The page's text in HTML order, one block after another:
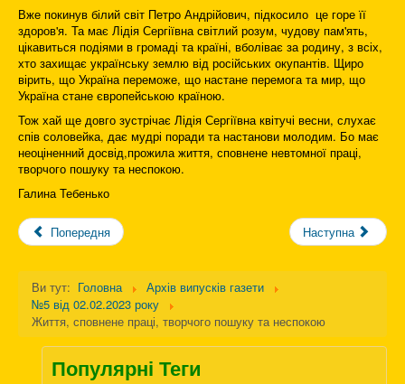
Вже покинув білий світ Петро Андрійович, підкосило це горе її
здоров'я. Та має Лідія Сергіївна світлий розум, чудову пам'ять,
цікавиться подіями в громаді та країні, вболіває за родину, з всіх,
хто захищає українську землю від російських окупантів. Щиро
вірить, що Україна переможе, що настане перемога та мир, що
Україна стане європейською країною.
Тож хай ще довго зустрічає Лідія Сергіївна квітучі весни, слухає
спів соловейка, дає мудрі поради та настанови молодим. Бо має
неоціненний досвід,прожила життя, сповнене невтомної праці,
творчого пошуку та неспокою.
Галина Тебенько
Попередня Наступна
Ви тут: Головна
Архів випусків газети
№5 від 02.02.2023 року
Життя, сповнене праці, творчого пошуку та неспокою
Популярні Теги